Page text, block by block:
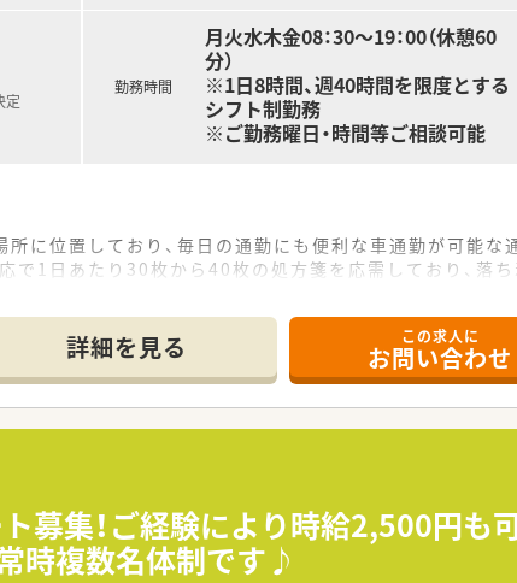
定
勤務時間
月火水木金08：30～19：00（休憩60
分）
※1日8時間、週40時間を限度とする
シフト制勤務
※ご勤務曜日・時間等ご相談可能
に位置しており、毎日の通勤にも便利な車通勤が可能な
1日あたり30枚から40枚の処方箋を応需しており、落ち
、創業から80年という長い歴史を持ち地域住民から厚い
くにコミュニケーションを取られているため、風通しが良
算度外視の設備投資を行うなど、常に患者様第一の姿
籍しており、互いに協力し合いながら和やかな雰囲気
携を取り合っており、業務の負担を軽減できるサポート
て業務を進めることができ、患者様へのより良いサー
詳細を見る この求人に
お問い合わせ
ト募集！ご経験により時給2,500円
時複数名体制です♪